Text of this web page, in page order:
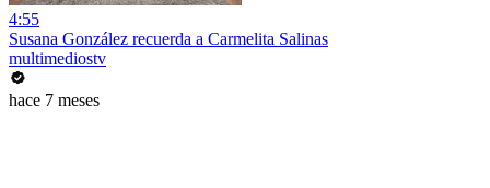
4:55
Susana González recuerda a Carmelita Salinas
multimediostv
hace 7 meses